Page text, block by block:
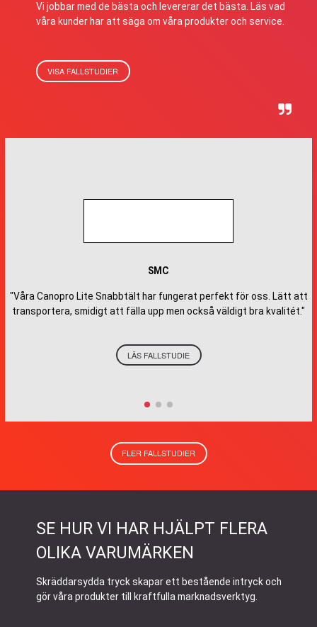
Vi jobbar med de bästa och levererar det bästa. Läs vad
våra kunder har att säga om våra produkter och service.
VISA FALLSTUDIER
SMC
"Våra Canopro Lite Snabbtält har fungerat perfekt för oss. Lätt att
transportera, smidigt att fälla upp men också väldigt bra kvalitét."
LÄS FALLSTUDIE
FLER FALLSTUDIER
SE HUR VI HAR HJÄLPT FLERA
OLIKA VARUMÄRKEN
Skräddarsydda tryck skapar ett bestående intryck och
gör våra produkter till kraftfulla marknadsverktyg.